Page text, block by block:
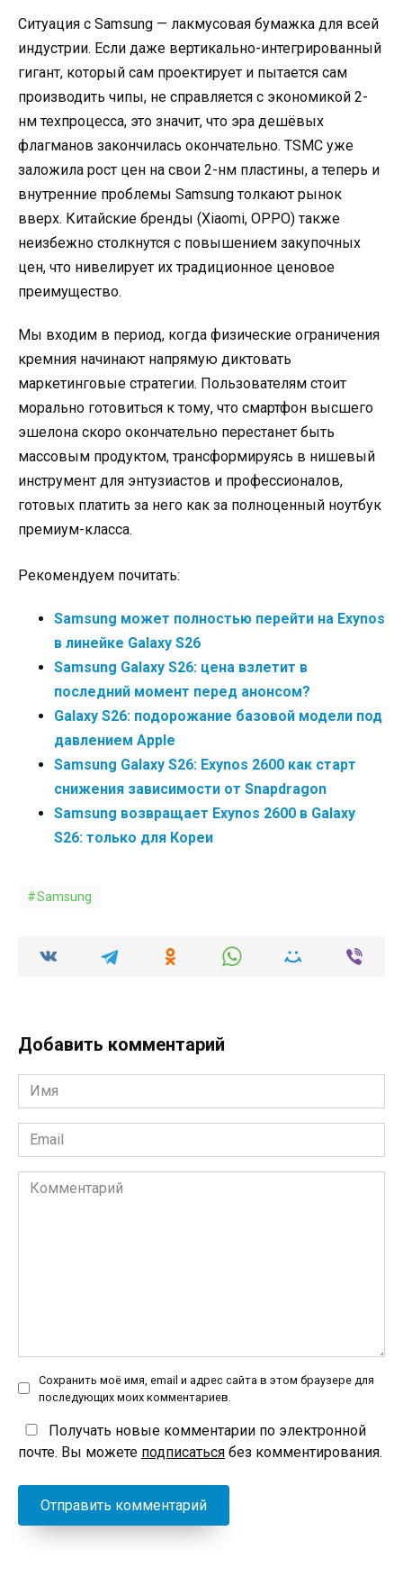
Ситуация с Samsung — лакмусовая бумажка для всей
индустрии. Если даже вертикально-интегрированный
гигант, который сам проектирует и пытается сам
производить чипы, не справляется с экономикой 2-
нм техпроцесса, это значит, что эра дешёвых
флагманов закончилась окончательно. TSMC уже
заложила рост цен на свои 2-нм пластины, а теперь и
внутренние проблемы Samsung толкают рынок
вверх. Китайские бренды (Xiaomi, OPPO) также
неизбежно столкнутся с повышением закупочных
цен, что нивелирует их традиционное ценовое
преимущество.
Мы входим в период, когда физические ограничения
кремния начинают напрямую диктовать
маркетинговые стратегии. Пользователям стоит
морально готовиться к тому, что смартфон высшего
эшелона скоро окончательно перестанет быть
массовым продуктом, трансформируясь в нишевый
инструмент для энтузиастов и профессионалов,
готовых платить за него как за полноценный ноутбук
премиум-класса.
Рекомендуем почитать:
Samsung может полностью перейти на Exynos
в линейке Galaxy S26
Samsung Galaxy S26: цена взлетит в
последний момент перед анонсом?
Galaxy S26: подорожание базовой модели под
давлением Apple
Samsung Galaxy S26: Exynos 2600 как старт
снижения зависимости от Snapdragon
Samsung возвращает Exynos 2600 в Galaxy
S26: только для Кореи
Samsung
Добавить комментарий
Имя
*
Email
*
Комментарий
Сохранить моё имя, email и адрес сайта в этом браузере для
последующих моих комментариев.
Получать новые комментарии по электронной
почте. Вы можете подписаться без комментирования.